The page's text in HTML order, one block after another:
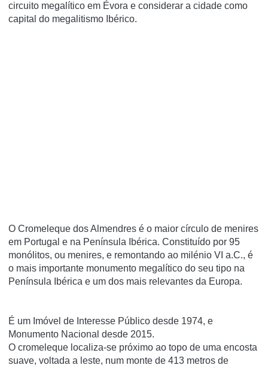
circuito megalítico em Évora e considerar a cidade como
capital do megalitismo Ibérico.
O Cromeleque dos Almendres é o maior círculo de menires
em Portugal e na Península Ibérica. Constituído por 95
monólitos, ou menires, e remontando ao milénio VI a.C., é
o mais importante monumento megalítico do seu tipo na
Península Ibérica e um dos mais relevantes da Europa.
É um Imóvel de Interesse Público desde 1974, e
Monumento Nacional desde 2015.
O cromeleque localiza-se próximo ao topo de uma encosta
suave, voltada a leste, num monte de 413 metros de